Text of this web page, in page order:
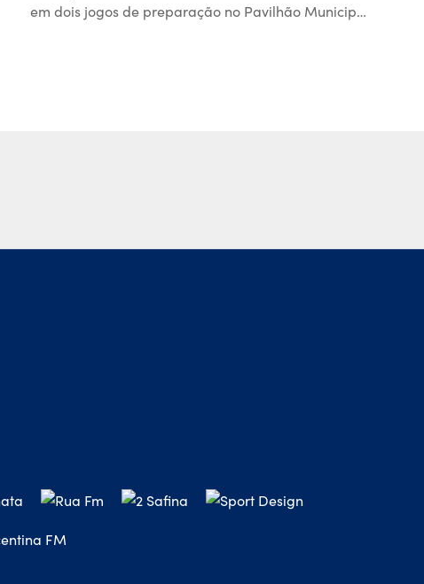
em dois jogos de preparação no Pavilhão Municip…